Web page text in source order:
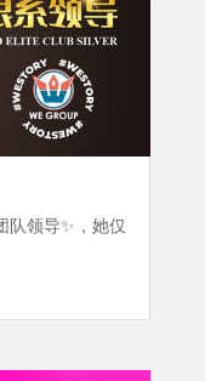
队领导✨，她仅